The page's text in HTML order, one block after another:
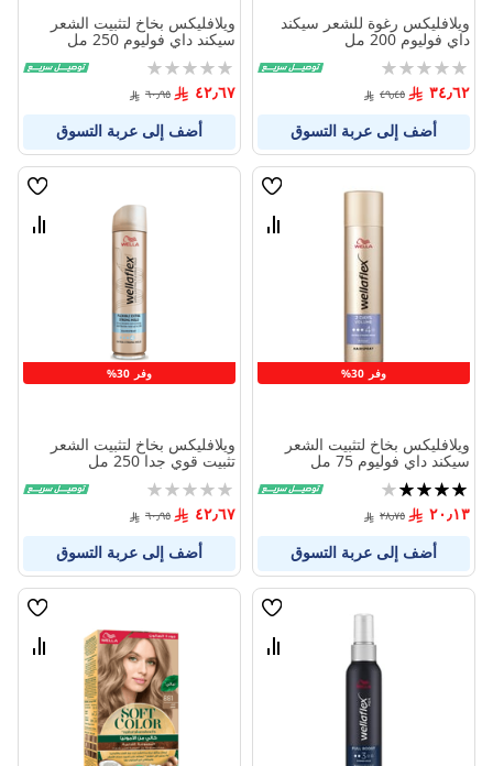
ويلافليكس رغوة للشعر سيكند
داي فوليوم 200 مل
Rating:
0%
٣٤٫٦٢ ٤٩٫٤٥
أضف إلى عربة التسوق
ويلافليكس بخاخ لتثبيت الشعر
سيكند داي فوليوم 250 مل
Rating:
0%
٤٢٫٦٧ ٦٠٫٩٥
أضف إلى عربة التسوق
وفر 30%
قائمة
قارن
ويلافليكس بخاخ لتثبيت الشعر
سيكند داي فوليوم 75 مل
تقييم:
80%
٢٠٫١٣ ٢٨٫٧٥
أضف إلى عربة التسوق
وفر 30%
قائمة
قارن
ويلافليكس بخاخ لتثبيت الشعر
تثبيت قوي جدا 250 مل
Rating:
0%
٤٢٫٦٧ ٦٠٫٩٥
أضف إلى عربة التسوق
قائمة
قارن
قائمة
قارن